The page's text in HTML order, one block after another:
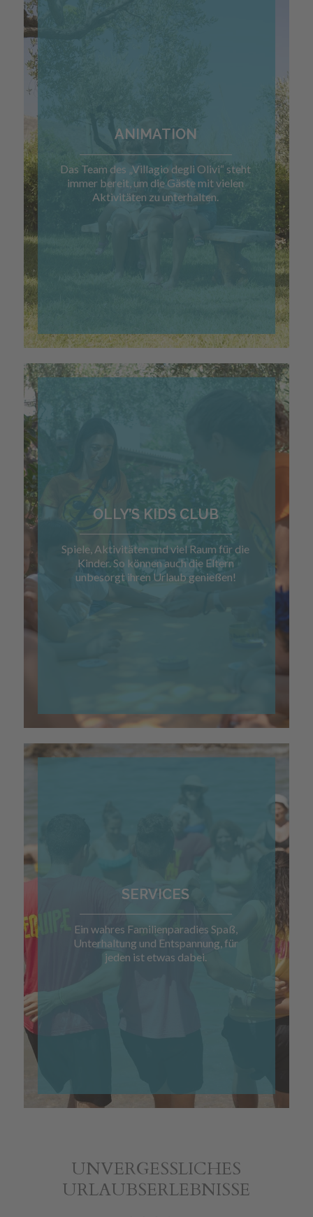
ANIMATION
Das Team des „Villagio degli Olivi“ steht
immer bereit, um die Gäste mit vielen
Aktivitäten zu unterhalten.
OLLY’S KIDS CLUB
Spiele, Aktivitäten und viel Raum für die
Kinder. So können auch die Eltern
unbesorgt ihren Urlaub genießen!
SERVICES
Ein wahres Familienparadies Spaß,
Unterhaltung und Entspannung, für
jeden ist etwas dabei.
UNVERGESSLICHES
URLAUBSERLEBNISSE